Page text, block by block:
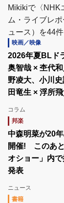
Mikikiで〈NHK
ム・ライブレ
ュース）を44
映画／映像
2026年夏BLド
奥智哉 × 杢代
野凌大、小川
田竜生 × 浮所
コラム
邦楽
中森明菜が20
開催! このあ
オショー」内
発表
ニュース
書籍